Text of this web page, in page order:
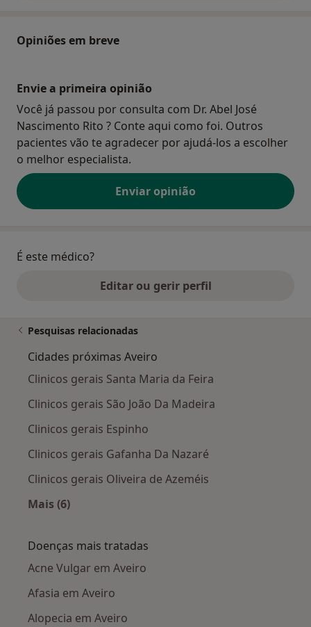
Opiniões em breve
Envie a primeira opinião
Você já passou por consulta com Dr. Abel José
Nascimento Rito ? Conte aqui como foi. Outros
pacientes vão te agradecer por ajudá-los a escolher
o melhor especialista.
Enviar opinião
É este médico?
Editar ou gerir perfil
Pesquisas relacionadas
Cidades próximas Aveiro
Clinicos gerais Santa Maria da Feira
Clinicos gerais São João Da Madeira
Clinicos gerais Espinho
Clinicos gerais Gafanha Da Nazaré
Clinicos gerais Oliveira de Azeméis
Mais (6)
Doenças mais tratadas
Acne Vulgar em Aveiro
Afasia em Aveiro
Alopecia em Aveiro